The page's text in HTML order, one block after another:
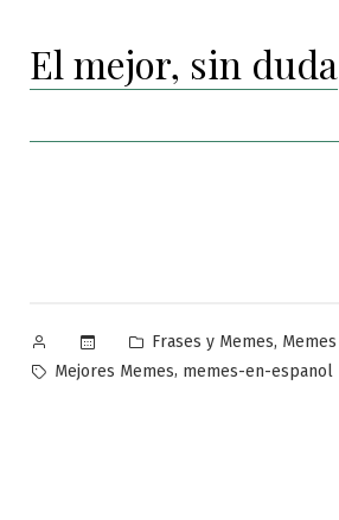
El mejor, sin duda
Publicado
por
Publicado
en
Frases y Memes, Memes
Etiquetas:
Mejores Memes, memes-en-espanol